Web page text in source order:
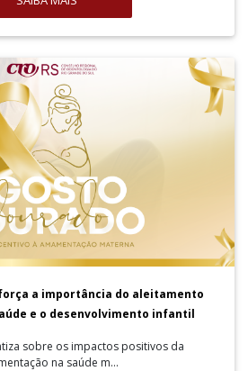
a importância do aleitamento
e o desenvolvimento infantil
sobre os impactos positivos da
na saúde m...